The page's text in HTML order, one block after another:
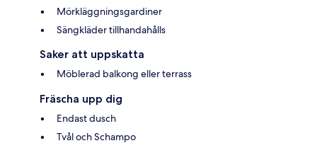
Mörkläggningsgardiner
Sängkläder tillhandahålls
Saker att uppskatta
Möblerad balkong eller terrass
Fräscha upp dig
Endast dusch
Tvål och Schampo